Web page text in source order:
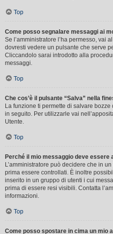
Top
Come posso segnalare messaggi ai
Se l’amministratore l’ha permesso, vai
dovresti vedere un pulsante che serve
Cliccandolo sarai introdotto alla
messaggi.
Top
Che cos’è il pulsante “Salva” nella
La funzione ti permette di salvare
in seguito. Per utilizzarle vai
Utente.
Top
Perché il mio messaggio deve essere
L’amministratore può decidere che in
prima essere controllati. È inoltre
inserito in un gruppo di utenti i cui
prima di essere resi visibili. Contatta
informazioni.
Top
Come posso spostare in cima un mio